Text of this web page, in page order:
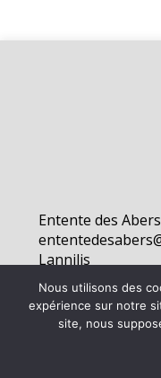
Entente des
Lannilis
©2026 - Entente
Nous utilisons des
expérience sur notre
site, nous